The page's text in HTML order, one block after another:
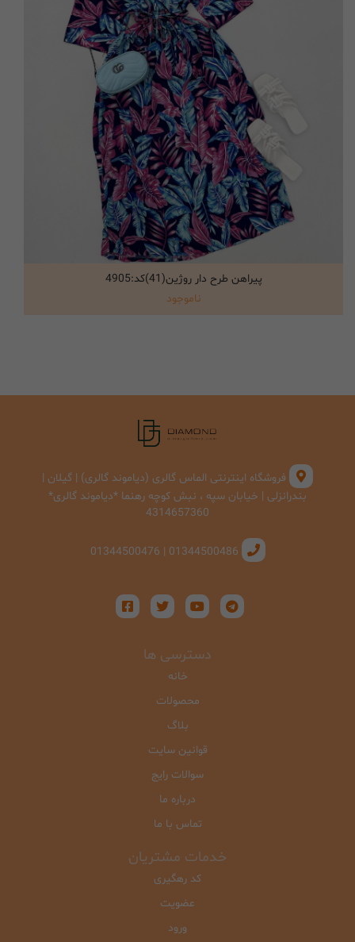
انتخاب گزینه ها
پیراهن طرح دار روژین(41)کد:4905
ناموجود
فروشگاه اینترنتی الماس گالری (دیاموند گالری) | گیلان |
بندرانزلی | خیابان سپه ، نبش کوچه رهنما *دیاموند گالری*
4314657360
01344500486 | 01344500476
دسترسی ها
خانه
محصولات
بلاگ
قوانین سایت
سوالات رایج
درباره ما
تماس با ما
خدمات مشتریان
کد رهگیری
عضویت
ورود